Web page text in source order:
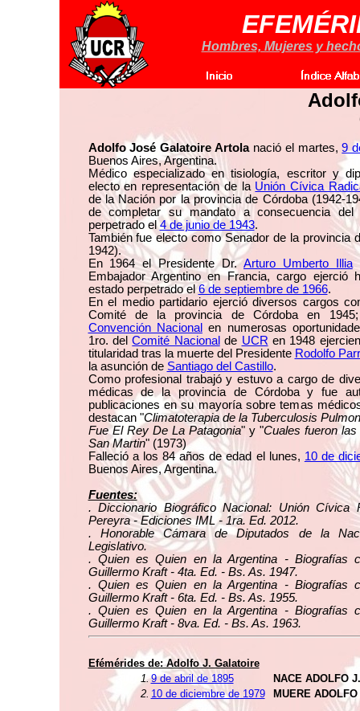
Hombres, Mujeres y
Adolfo José Galatoire Artolanació el martes,9
Buenos Aires, Argentina.
Médico especializado en tisiología, escritor y
electo en representación de la Unión Cívica
de la Nación por la provincia de Córdoba (1942-
de completar su mandato a consecuencia del
perpetrado el4 de junio de 1943.
También fue electo como Senador de la provincia
1942).
En 1964 el Presidente Dr.Arturo Umberto Illia
Embajador Argentino en Francia, cargo ejerció
estado perpetrado el6 de septiembre de 1966.
En el medio partidario ejerció diversos cargos
Comité de la provincia de Córdoba en
Convención Nacional
en numerosas
1ro. delComité Nacional de UCR en 1948
titularidad tras la muerte del Presidente Rodolfo
la asunción de Santiago del Castillo.
Como profesional trabajó y estuvo a cargo de
médicas de la provincia de Córdoba y fue
publicaciones en su mayoría sobre temas
destacan "Climatoterapia de la Tuberculosis
Fue El Rey De La Patagonia" y "Cuales fueron
San Martin" (1973)
Falleció a los 84 años de edad el lunes, 10 de
Buenos Aires, Argentina.
Fuentes:
. Diccionario Biográfico Nacional: Unión Cívica
Pereyra - Ediciones IML - 1ra. Ed. 2012.
. Honorable Cámara de Diputados de la
Legislativo.
. Quien es Quien en la Argentina - Biografías
Guillermo Kraft - 4ta. Ed. - Bs. As. 1947.
. Quien es Quien en la Argentina - Biografías
Guillermo Kraft - 6ta. Ed. - Bs. As. 1955.
. Quien es Quien en la Argentina - Biografías
Guillermo Kraft - 8va. Ed. - Bs. As. 1963.
Efémérides de: Adolfo J. Galatoire
1.9 de abril de 1895
NACE ADOLFO
2. 10 de diciembre de 1979 MUERE